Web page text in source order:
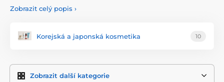
pečují o zdraví a vitalitu pokožky.
špici technologického pokroku, ale také jsou vyrobeny z
kvalitních a bezpečných ingrediencí.Tento přístup
Ať už hledáte dokonalý základ make-upu, kvalitní štětce,
Zobrazit celý popis ›
Korejská a japonská kosmetika 10
Zobrazit další kategorie